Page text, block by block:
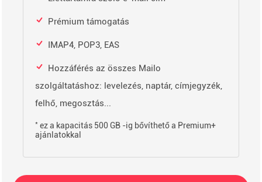
Prémium támogatás
IMAP4, POP3, EAS
Hozzáférés az összes Mailo
szolgáltatáshoz: levelezés, naptár, címjegyzék,
felhő, megosztás...
* ez a kapacitás 500 GB -ig bővíthető a Premium+
ajánlatokkal